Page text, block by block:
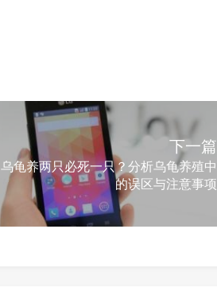
下一篇
乌龟养两只必死一只？分析乌龟养殖中
的误区与注意事项